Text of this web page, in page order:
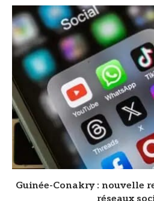
Guinée-Conakry : nouvelle